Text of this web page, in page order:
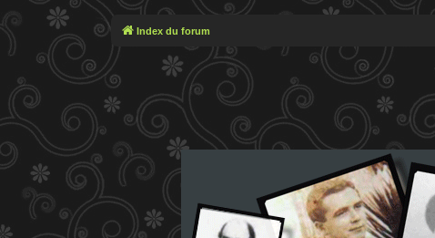
Index du forum